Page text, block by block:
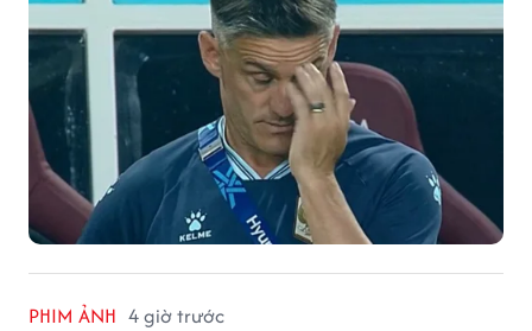
PHIM ẢNH 4 giờ trước